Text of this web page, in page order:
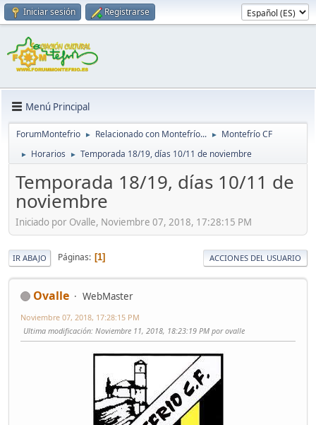
Iniciar sesión Registrarse
Menú Principal
ForumMontefrio ► Relacionado con Montefrío... ► Montefrío CF
► Horarios ► Temporada 18/19, días 10/11 de noviembre
Temporada 18/19, días 10/11 de
noviembre
Iniciado por Ovalle, Noviembre 07, 2018, 17:28:15 PM
IR ABAJO Páginas 1 ACCIONES DEL USUARIO
Ovalle WebMaster
Noviembre 07, 2018, 17:28:15 PM
Ultima modificación: Noviembre 11, 2018, 18:23:19 PM por ovalle